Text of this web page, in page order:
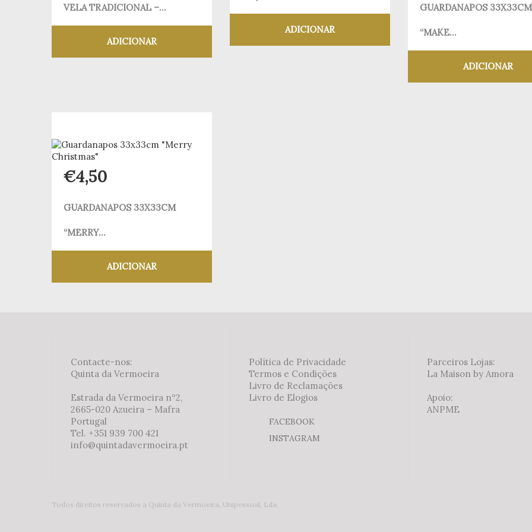
VELA TRADICIONAL –...
ADICIONAR
ADICIONAR
GUARDANAPOS 33X33CM
“MAKE...
ADICIONAR
€4,50
GUARDANAPOS 33X33CM
“MERRY...
ADICIONAR
Contacte-nos:
Quinta da Vermoeira
Estrada da Vermoeira nº2,
2665-020 Azueira – Mafra
Portugal
Tel. +351 939 700 421
info@quintadavermoeira.pt
Política de Privacidade
Termos e Condições
Livro de Reclamações
Livro de Elogios
FACEBOOK
INSTAGRAM
Parceiros Lojas:
La Maison by Amora
Apoio:
ANPME
Todos direitos reservados a Quinta da Vermoeira, Unipessoal, Lda.